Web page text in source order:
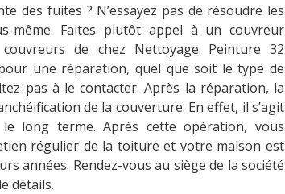
des fuites ? N’essayez pas de résoudre les
même. Faites plutôt appel à un couvreur
de chez Nettoyage Peinture 32
une réparation, quel que soit le type de
pas à le contacter. Après la réparation, la
de la couverture. En effet, il s’agit
long terme. Après cette opération, vous
régulier de la toiture et votre maison est
années. Rendez-vous au siège de la société
détails.